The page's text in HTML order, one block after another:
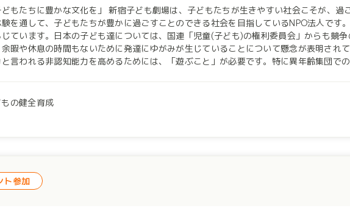
どもたちに豊かな文化を」 新宿子ども劇場は、子どもたちが生きやすい社会こそが、過
通して、子どもたちが豊かに過ごすことのできる社会を目指しているNPO法人です。 私たちは子どもの権利条約
ています。日本の子ども達については、国連「児童(子ども)の権利委員会」からも競
暇や休息の時間もないために発達にゆがみが生じていることについて懸念が表明され
言われる非認知能力を高めるためには、「遊ぶこと」が必要です。特に異年齢集団で
減っています。多学年との交流などが減ったことで、子どもが配慮やリーダーとして
す。文化は他者を受け入れやすい環境を作ります。そうやって誰にでも生きやすい、
化体験を通して、社会が子どもを育てていくことが当たり前になる世の中へ。 あそび
の健全育成
ト参加